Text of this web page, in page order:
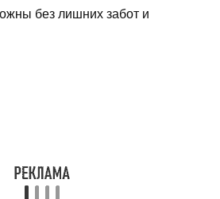
без лишних забот и